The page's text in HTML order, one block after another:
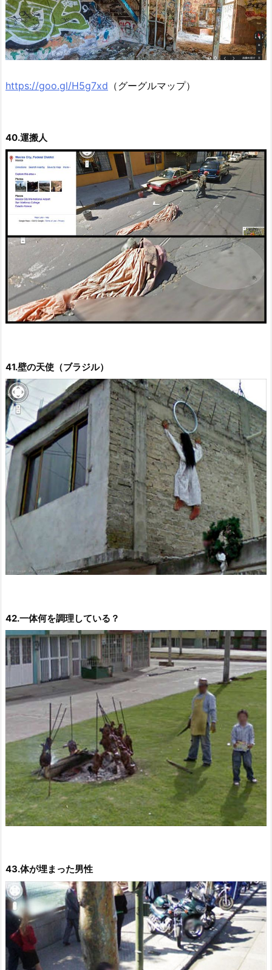
https://goo.gl/H5g7xd （グーグルマップ）
40.運搬人
41.壁の天使（ブラジル）
42.一体何を調理している？
43.体が埋まった男性